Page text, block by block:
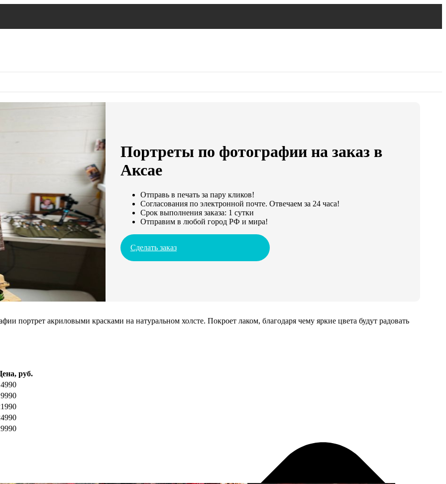
Портреты по фотографии на заказ в
Аксае
Отправь в печать за пару кликов!
Согласования по электронной почте. Отвечаем за 24 часа!
Срок выполнения заказа: 1 сутки
Отправим в любой город РФ и мира!
Сделать заказ
портрет акриловыми красками на натуральном холсте. Покроет лаком, благодаря чему яркие цвета будут радовать
руб.